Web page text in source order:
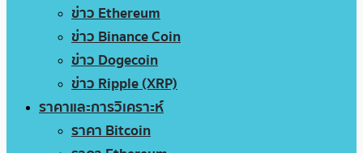
ข่าว Ethereum
ข่าว Binance Coin
ข่าว Dogecoin
ข่าว Ripple (XRP)
ราคาและการวิเคราะห์
ราคา Bitcoin